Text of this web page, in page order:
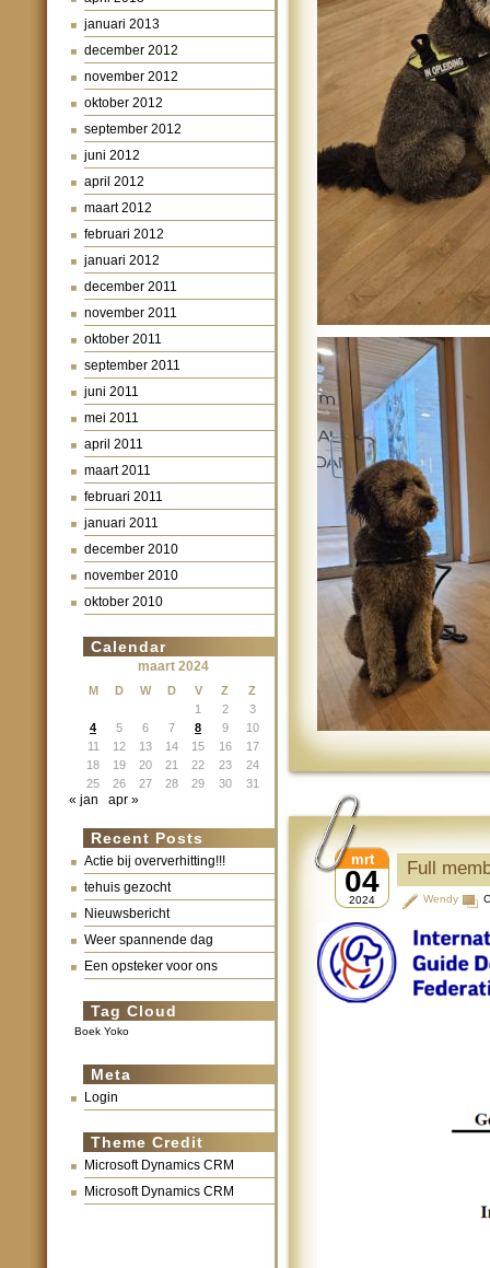
januari 2013
december 2012
november 2012
oktober 2012
september 2012
juni 2012
april 2012
maart 2012
februari 2012
januari 2012
december 2011
november 2011
oktober 2011
september 2011
juni 2011
mei 2011
april 2011
maart 2011
februari 2011
januari 2011
december 2010
november 2010
oktober 2010
Calendar
maart 2024
M D W D V Z
Z
1
2
3
4
5 6 7 8 9
10
11
12 13 14 15 16
17
18
19 20 21 22 23
24
25
26 27 28 29 30 31
« jan apr »
Recent Posts
Actie bij oververhitting!!!
tehuis gezocht
Nieuwsbericht
Weer spannende dag
Een opsteker voor ons
Tag Cloud
Boek Yoko
Meta
Login
Theme Credit
Microsoft Dynamics CRM
Microsoft Dynamics CRM
Full
04
mrt
2024 Wendy